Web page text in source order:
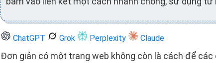
ChatGPT Grok Perplexity Claude
Đơn giản có một trang web không còn là cách để